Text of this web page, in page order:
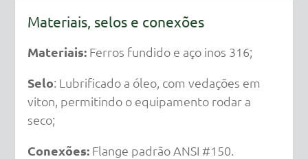
Materiais, selos e conexões
Materiais:Ferros fundido e aço inos 316;
Selo: Lubrificado a óleo, com vedações em
viton, permitindo o equipamento rodar a
seco;
Conexões:Flange padrão ANSI #150.